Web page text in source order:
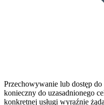
Przechowywanie lub dostęp
konieczny do uzasadnionego
konkretnej usługi wyraźnie